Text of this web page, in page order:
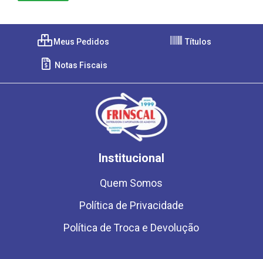
Meus Pedidos Títulos
Notas Fiscais
Institucional
Quem Somos
Política de Privacidade
Política de Troca e Devolução